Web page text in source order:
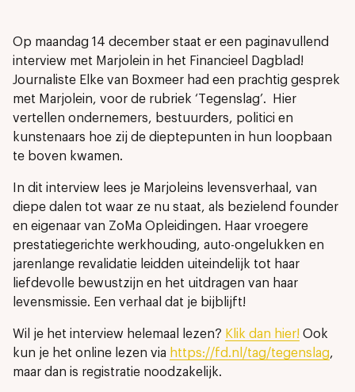
Op maandag 14 december staat er een paginavullend
interview met Marjolein in het Financieel Dagblad!
Journaliste Elke van Boxmeer had een prachtig gesprek
met Marjolein, voor de rubriek ‘Tegenslag’. Hier
vertellen ondernemers, bestuurders, politici en
kunstenaars hoe zij de dieptepunten in hun loopbaan
te boven kwamen.
In dit interview lees je Marjoleins levensverhaal, van
diepe dalen tot waar ze nu staat, als bezielend founder
en eigenaar van ZoMa Opleidingen. Haar vroegere
prestatiegerichte werkhouding, auto-ongelukken en
jarenlange revalidatie leidden uiteindelijk tot haar
liefdevolle bewustzijn en het uitdragen van haar
levensmissie. Een verhaal dat je bijblijft!
Wil je het interview helemaal lezen? Klik dan hier! Ook
kun je het online lezen via https://fd.nl/tag/tegenslag,
maar dan is registratie noodzakelijk.